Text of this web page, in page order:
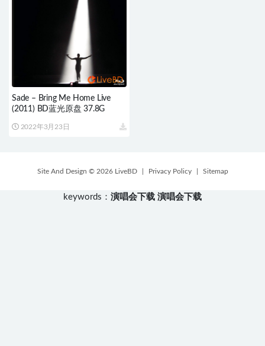
Sade – Bring Me Home Live
(2011) BD蓝光原盘 37.8G
2022年3月23日
Site And Design © 2026 LiveBD Privacy Policy Sitemap
keywords： 演唱会下载 演唱会下载